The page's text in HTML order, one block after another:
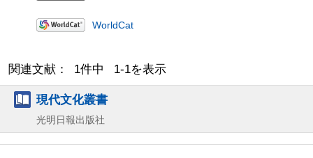
WorldCat
関連文献： 1件中 1-1を表示
現代文化叢書
光明日報出版社